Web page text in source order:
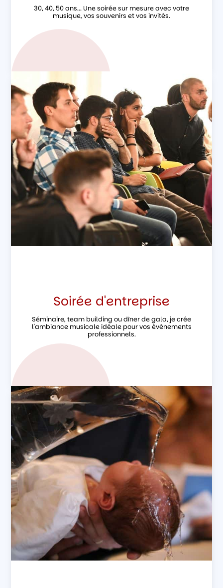
30, 40, 50 ans... Une soirée sur mesure avec votre
musique, vos souvenirs et vos invités.
Soirée d'entreprise
Séminaire, team building ou dîner de gala, je crée
l'ambiance musicale idéale pour vos événements
professionnels.